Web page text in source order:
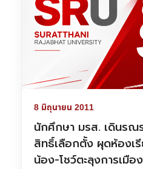
8 มิถุนายน 2011
นักศึกษา มรส. เดินรณ
สิทธิ์เลือกตั้ง ผุดห้องเ
น้อง-โชว์ตะลุงการเมือง